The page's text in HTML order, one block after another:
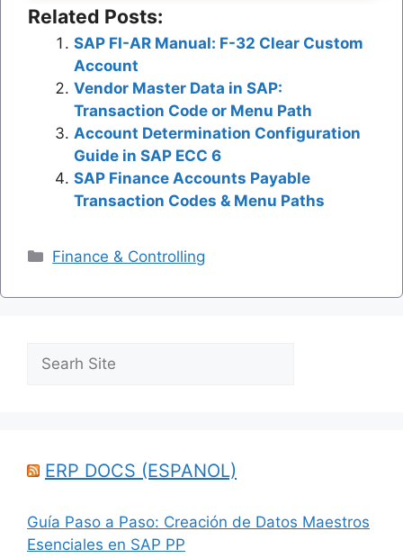
Related Posts:
SAP FI-AR Manual: F-32 Clear Custom
Account
Vendor Master Data in SAP:
Transaction Code or Menu Path
Account Determination Configuration
Guide in SAP ECC 6
SAP Finance Accounts Payable
Transaction Codes & Menu Paths
Categories
Finance & Controlling
ERP DOCS (ESPANOL)
Guía Paso a Paso: Creación de Datos Maestros
Esenciales en SAP PP